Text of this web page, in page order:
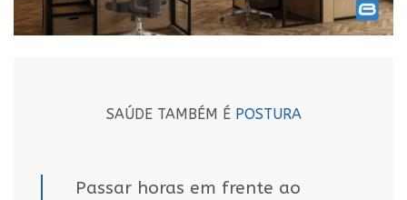
SAÚDE TAMBÉM É POSTURA
Passar horas em frente ao